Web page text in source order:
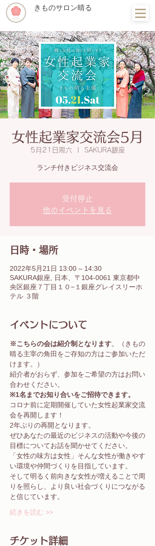
きものサロン晴る
女性起業家交流会5月
5月21日周六 SAKURA銀座
ランチ付きビジネス交流会
受付停止
他のイベントを見る
日時・場所
2022年5月21日 13:00 – 14:30
SAKURA銀座, 日本、〒104-0061 東京都中
央区銀座７丁目１０−１銀座グレイスリーホ
テル ３階
イベントについて
※こちらの会は紹介制となります。（きもの
晴る主宰の角田をご存知の方はご参加いただ
けます。）
紹介者がおらず、参加をご希望の方はお問い
※1名までお知り合いをご招待できます。
コロナ前に定期開催していた女性起業家交流
会を再開します！
2年ぶりの再開となります。
ぜひあなたの最近のビジネスの活動や今後の
目標についてお話を聞かせてください。
「女性の味方は女性」そんな女性が働きやす
い環境や仲間づくりを目指しています。
そして明るく前向きな女性が増えることで周
りを照らし、より良い社会づくりにつながる
と信じています。
続きを読む >>
チケット詳細